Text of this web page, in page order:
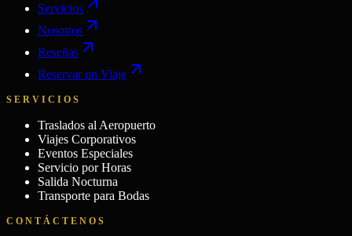
Servicios
Nosotros
Reseñas
Reservar un Viaje
SERVICIOS
Traslados al Aeropuerto
Viajes Corporativos
Eventos Especiales
Servicio por Horas
Salida Nocturna
Transporte para Bodas
CONTÁCTENOS